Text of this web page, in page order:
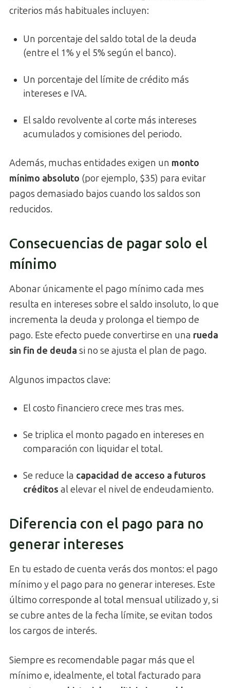
criterios más habituales incluyen:
Un porcentaje del saldo total de la deuda
(entre el 1% y el 5% según el banco).
Un porcentaje del límite de crédito más
intereses e IVA.
El saldo revolvente al corte más intereses
acumulados y comisiones del periodo.
Además, muchas entidades exigen un monto
mínimo absoluto (por ejemplo, $35) para evitar
pagos demasiado bajos cuando los saldos son
reducidos.
Consecuencias de pagar solo el
mínimo
Abonar únicamente el pago mínimo cada mes
resulta en intereses sobre el saldo insoluto, lo que
incrementa la deuda y prolonga el tiempo de
pago. Este efecto puede convertirse en una rueda
sin fin de deuda si no se ajusta el plan de pago.
Algunos impactos clave:
El costo financiero crece mes tras mes.
Se triplica el monto pagado en intereses en
comparación con liquidar el total.
Se reduce la capacidad de acceso a futuros
créditos al elevar el nivel de endeudamiento.
Diferencia con el pago para no
generar intereses
En tu estado de cuenta verás dos montos: el pago
mínimo y el pago para no generar intereses. Este
último corresponde al total mensual utilizado y, si
se cubre antes de la fecha límite, se evitan todos
los cargos de interés.
Siempre es recomendable pagar más que el
mínimo e, idealmente, el total facturado para